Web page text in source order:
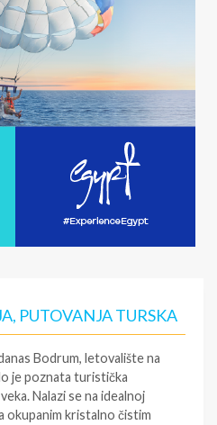
PUTOVANJA TURSKA
Bodrum, letovalište na
je poznata turistička
Nalazi se na idealnoj
okupanim kristalno čistim